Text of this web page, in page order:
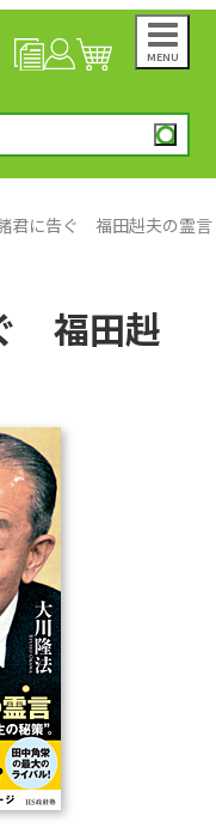
MENU
君に告ぐ 福田赳夫の霊言
福田赳